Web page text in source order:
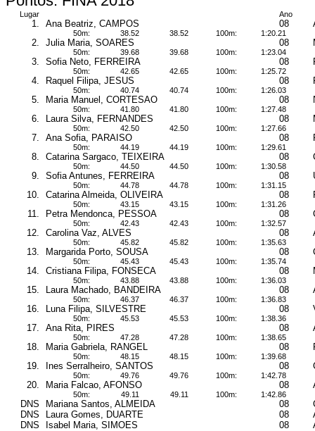
Lugar Ano
1. Ana Beatriz, CAMPOS 08
50m: 38.52 38.52 100m: 1:20.21
2. Julia Maria, SOARES 08
50m: 39.68 39.68 100m: 1:23.04
3. Sofia Neto, FERREIRA 08
50m: 42.65 42.65 100m: 1:25.72
4. Raquel Filipa, JESUS 08
50m: 40.74 40.74 100m: 1:26.03
5. Maria Manuel, CORTESAO 08
50m: 41.80 41.80 100m: 1:27.48
6. Laura Silva, FERNANDES 08
50m: 42.50 42.50 100m: 1:27.66
7. Ana Sofia, PARAISO 08
50m: 44.19 44.19 100m: 1:29.61
8. Catarina Sargaco, TEIXEIRA 08
50m: 44.50 44.50 100m: 1:30.58
9. Sofia Antunes, FERREIRA 08
50m: 44.78 44.78 100m: 1:31.15
10. Catarina Almeida, OLIVEIRA 08
50m: 43.15 43.15 100m: 1:31.26
11. Petra Mendonca, PESSOA 08
50m: 42.43 42.43 100m: 1:32.57
12. Carolina Vaz, ALVES 08
50m: 45.82 45.82 100m: 1:35.63
13. Margarida Porto, SOUSA 08
50m: 45.43 45.43 100m: 1:35.74
14. Cristiana Filipa, FONSECA 08
50m: 43.88 43.88 100m: 1:36.03
15. Laura Machado, BANDEIRA 08
50m: 46.37 46.37 100m: 1:36.83
16. Luna Filipa, SILVESTRE 08
50m: 45.53 45.53 100m: 1:38.36
17. Ana Rita, PIRES 08
50m: 47.28 47.28 100m: 1:38.65
18. Maria Gabriela, RANGEL 08
50m: 48.15 48.15 100m: 1:39.68
19. Ines Serralheiro, SANTOS 08
50m: 49.76 49.76 100m: 1:42.78
20. Maria Falcao, AFONSO 08
50m: 49.11 49.11 100m: 1:42.86
DNS Mariana Santos, ALMEIDA 08
DNS
Laura Gomes, DUARTE 08
DNS
Isabel Maria, SIMOES 08